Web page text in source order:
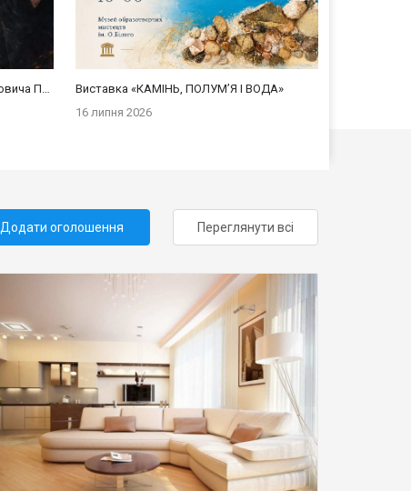
Виставка живопису Валерія Єгоровича Пруднікова
Виставка «КАМІНЬ, ПОЛУМ’Я І ВОДА»
16 липня 2026
Додати оголошення Переглянути всі